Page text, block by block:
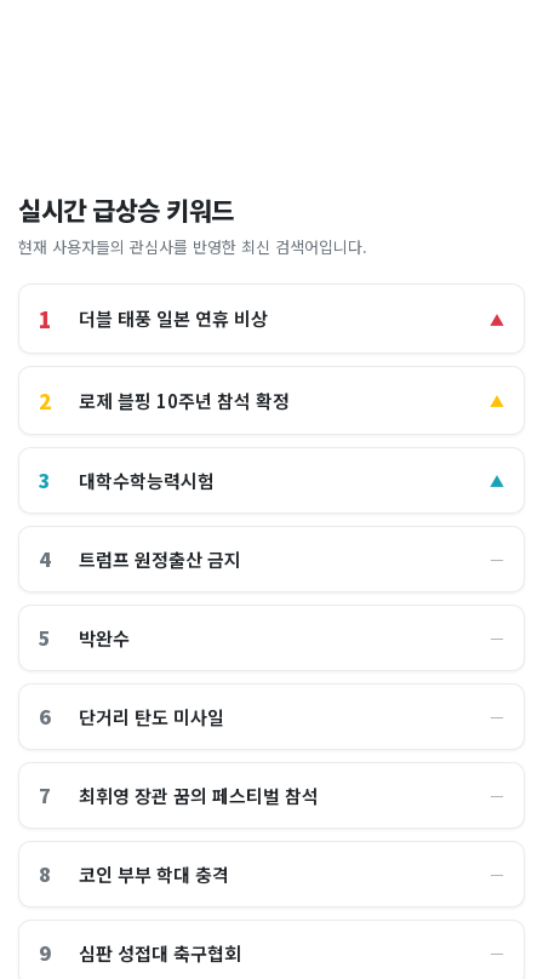
실시간 급상승 키워드
현재 사용자들의 관심사를 반영한 최신 검색어입니다.
1 더블 태풍 일본 연휴 비상 ▲
2 로제 블핑 10주년 참석 확정 ▲
3 대학수학능력시험 ▲
4 트럼프 원정출산 금지 ―
5 박완수 ―
6 단거리 탄도 미사일 ―
7 최휘영 장관 꿈의 페스티벌 참석 ―
8 코인 부부 학대 충격 ―
9 심판 성접대 축구협회 ―